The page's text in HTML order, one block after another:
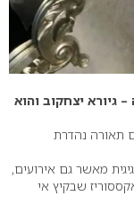
יצחקוב והוא
תאורה נהדרת
מאשר גם אירועים,
שבקיץ אי